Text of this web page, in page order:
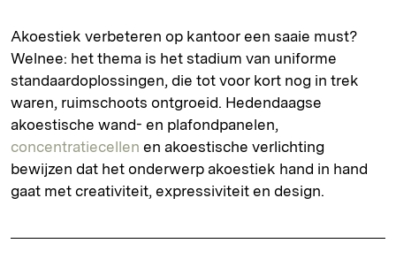
Akoestiek verbeteren op kantoor een saaie must?
Welnee: het thema is het stadium van uniforme
standaardoplossingen, die tot voor kort nog in trek
waren, ruimschoots ontgroeid. Hedendaagse
akoestische wand- en plafondpanelen,
concentratiecellen en akoestische verlichting
bewijzen dat het onderwerp akoestiek hand in hand
gaat met creativiteit, expressiviteit en design.